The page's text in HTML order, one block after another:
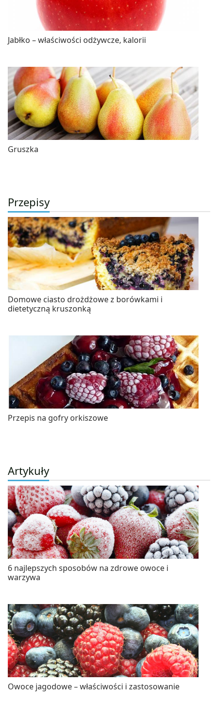
Jabłko – właściwości odżywcze, kalorii
Gruszka
Przepisy
Domowe ciasto drożdżowe z borówkami i
dietetyczną kruszonką
Przepis na gofry orkiszowe
Artykuły
6 najlepszych sposobów na zdrowe owoce i
warzywa
Owoce jagodowe – właściwości i zastosowanie